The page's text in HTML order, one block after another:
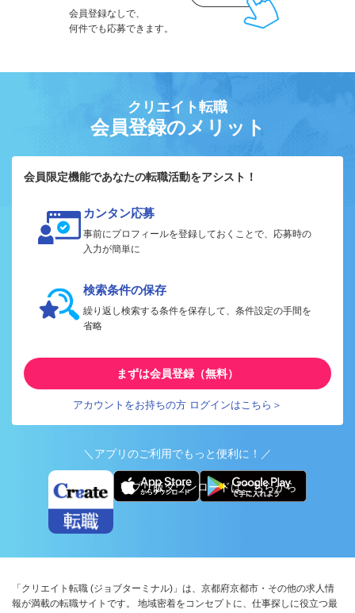
会員登録なしで、
何件でも応募できます。
クリエイト転職
会員登録のメリット
会員限定機能であなたの転職活動をアシスト！
カンタン応募
事前にプロフィールを登録しておくことで、応募時の
入力が簡単に
検索条件の保存
繰り返し検索する条件を保存して、条件設定の手間を
省略
まずは会員登録（無料）
アカウントをお持ちの方 ログインはこちら＞
＼アプリのご利用でもっと便利に！／
アプリ版ダウンロードはこちらから
「クリエイト転職 (ジョブターミナル)」は、京都府京都市・その他の求人情
報が満載の転職サイトです。 地域密着をコンセプトに、仕事探しに役立つ最